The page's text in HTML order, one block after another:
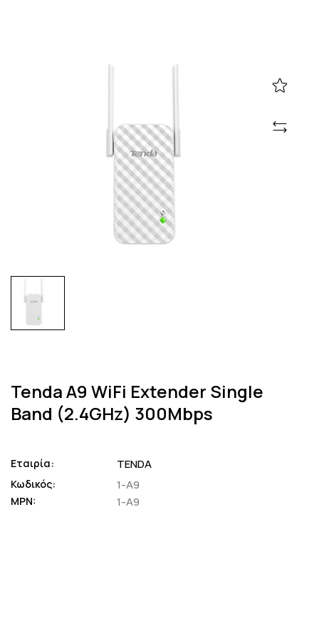
Tenda A9 WiFi Extender Single
Band (2.4GHz) 300Mbps
Εταιρία: TENDA
Κωδικός: 1-A9
MPN: 1-A9